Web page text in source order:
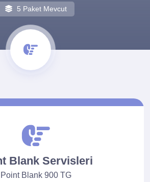
5 Paket Mevcut
Blank Servisleri
Point Blank 900 TG